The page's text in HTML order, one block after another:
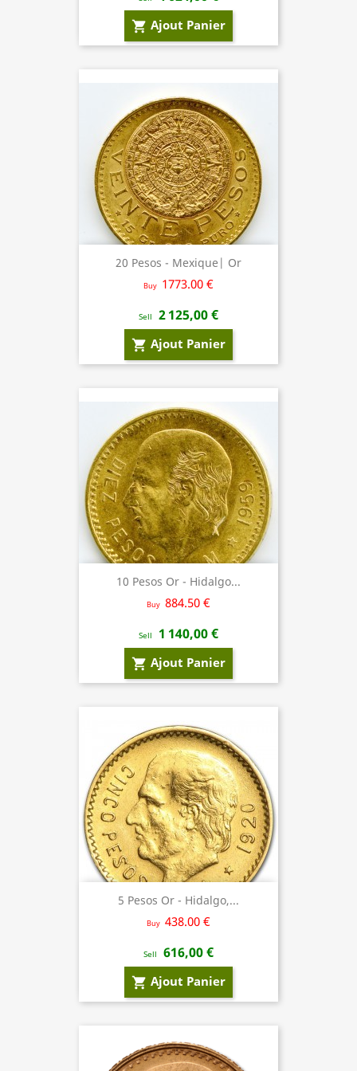
shopping_cart Ajout Panier
20 Pesos - Mexique| Or
Buy 1773.00 €
Sell 2 125,00 €
shopping_cart Ajout Panier
10 Pesos Or - Hidalgo...
Buy 884.50 €
Sell 1 140,00 €
shopping_cart Ajout Panier
5 Pesos Or - Hidalgo,...
Buy 438.00 €
Sell 616,00 €
shopping_cart Ajout Panier